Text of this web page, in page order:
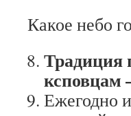
Какое небо
Традиция
Ежегодно